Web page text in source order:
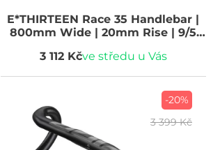
E*THIRTEEN Race 35 Handlebar |
800mm Wide | 20mm Rise | 9/5
3 112 Kčve středu u Vás
-20%
3 399 Kč